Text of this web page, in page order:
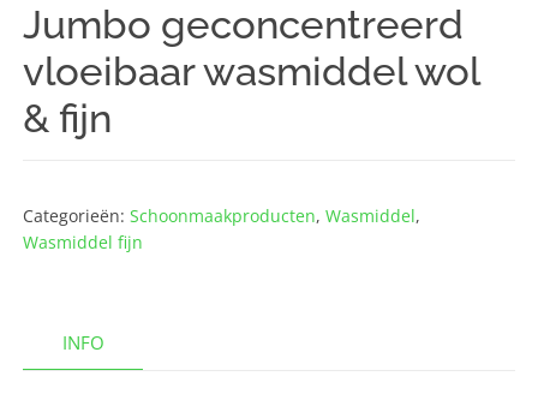
Jumbo geconcentreerd
vloeibaar wasmiddel wol
& fijn
Categorieën:Schoonmaak­producten,Wasmiddel,
Wasmiddel fijn
INFO